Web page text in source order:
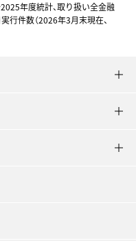
年度統計、取り扱い全金融
行件数（2026年3月末現在、